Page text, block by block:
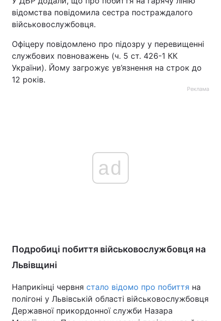
відомства повідомила сестра постраждалого
військовослужбовця.
Офіцеру повідомлено про підозру у перевищенні
службових повноважень (ч. 5 ст. 426-1 КК
України). Йому загрожує ув’язнення на строк до
12 років.
Реклама
ad
Подробиці побиття військовослужбовця на
Львівщині
Наприкінці червня стало відомо про побиття на
полігоні у Львівській області військовослужбовця
Державної прикордонної служби Назара